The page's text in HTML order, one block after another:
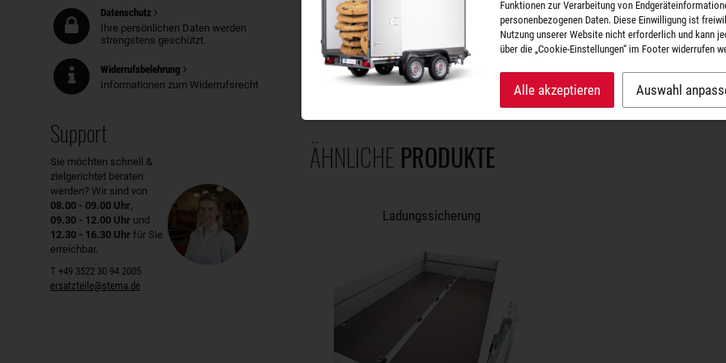
Zurrset "Profi" (4 Zurrpunkte)
Art.Nr. ZT00806.1
Stahl-Kunststoff-Fitting = 500 daN
76Stück verfügbar
ÄHNLICHE PRODUKTE
Ladungssicherung
Datenschutz
Ihre persönlichen Daten werden
strengstens geschützt.
Widerrufsbelehrung
Informationen zum Widerrufsrecht
Support
Sie möchten schnell &
zielgerichtet beraten
werden? Wir sind von
08.00 - 09.00 Uhr,
09.30 - 12.00 Uhr und
12.30 - 16.30 Uhr für Sie
erreichbar.
T +49 3522 30 94 2005
ersatzteile@stema.de
Funktionen zur Verarbeitung von
personenbezogenen Daten. Diese Einwilligung ist
Nutzung unserer Website nicht erforderlich und kann
über die „Cookie-Einstellungen“ im Footer widerrufen
Alle akzeptieren Auswahl